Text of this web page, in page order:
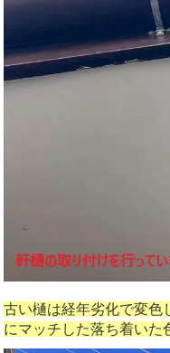
古い樋は経年劣化で変色
にマッチした落ち着いた